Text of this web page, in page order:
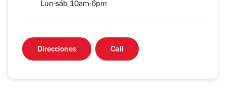
Lun-sáb 10am-6pm
Direcciones Call